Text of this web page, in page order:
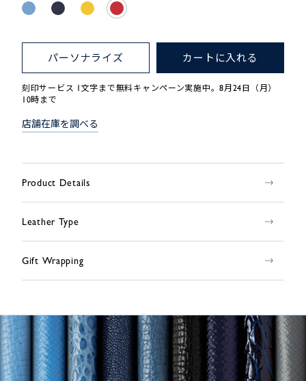
パーソナライズ カートに入れる
刻印サービス 1文字まで無料キャンペーン実施中。8月24日（月）
10時まで
店舗在庫を調べる
Product Details
Leather Type
Gift Wrapping